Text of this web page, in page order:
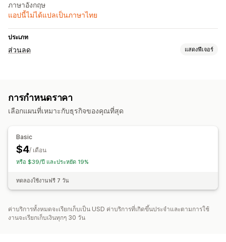
ภาษาอังกฤษ
แอปนี้ไม่ได้แปลเป็นภาษาไทย
ประเภท
ส่วนลด แสดงฟีเจอร์
การจัดการส่วนลด
การติดตาม
การกำหนดราคา
เลือกแผนที่เหมาะกับธุรกิจของคุณที่สุด
Basic
$4/ เดือน
หรือ $39/ปี และประหยัด 19%
ทดลองใช้งานฟรี 7 วัน
ค่าบริการทั้งหมดจะเรียกเก็บเป็น USD ค่าบริการที่เกิดขึ้นประจำและตามการใช้
งานจะเรียกเก็บเงินทุกๆ 30 วัน